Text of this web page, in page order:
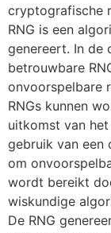
cryptografische
RNG is een
genereert. In de
betrouwbare
onvoorspelbare
RNGs kunnen
uitkomst van
gebruik van een
om
wordt bereikt
wiskundige
De RNG